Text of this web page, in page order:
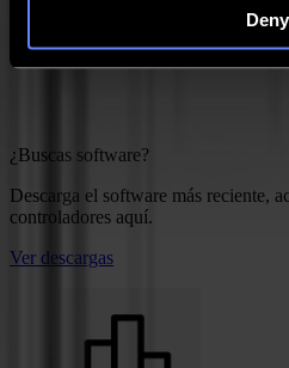
Deny
¿Buscas software?
Descarga el software más reciente,
controladores aquí.
Ver descargas